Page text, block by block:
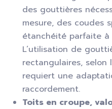
des gouttières
mesure, des coudes
étanchéité parfaite
L’utilisation de
rectangulaires,
requiert une
raccordement.
Toits en croupe,